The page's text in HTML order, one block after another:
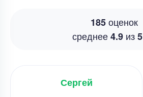
185оценок
среднее4.9 из5
Сергей